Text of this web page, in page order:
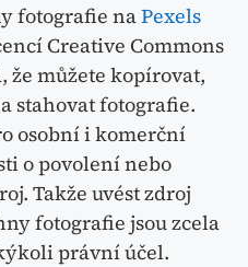
fotografie naPexels
Creative Commons
že můžete kopírovat,
stahovat fotografie.
osobní i komerční
o povolení nebo
Takže uvést zdroj
fotografie jsou zcela
právní účel.